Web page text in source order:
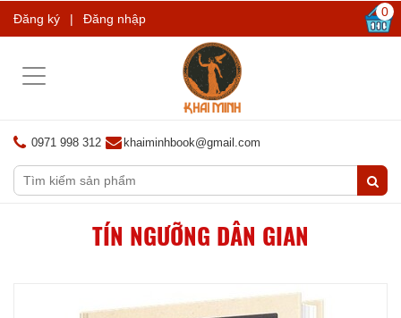
Đăng ký | Đăng nhập 0
Toggle
0971 998 312 khaiminhbook@gmail.com
TÍN NGƯỠNG DÂN GIAN